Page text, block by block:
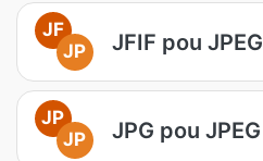
JF
JP
JFIF pou JPEG
JP
JP
JPG pou JPEG